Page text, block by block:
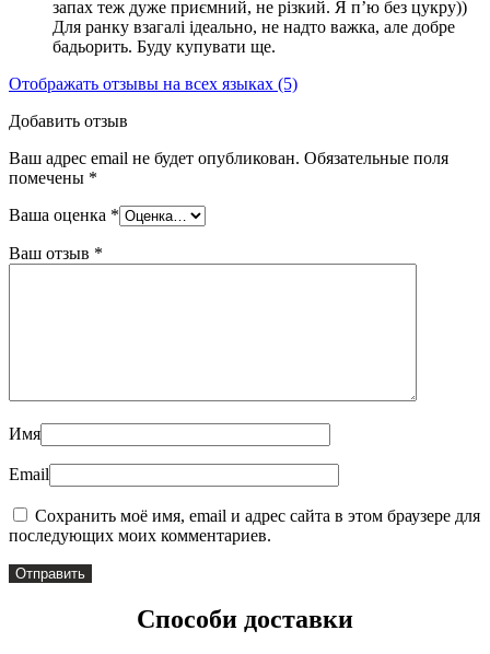
запах теж дуже приємний, не різкий. Я п’ю без цукру))
Для ранку взагалі ідеально, не надто важка, але добре
бадьорить. Буду купувати ще.
Отображать отзывы на всех языках (5)
Добавить отзыв
Ваш адрес email не будет опубликован. Обязательные поля
помечены *
Ваша оценка *
Ваш отзыв *
Имя
Email
Сохранить моё имя, email и адрес сайта в этом браузере для
последующих моих комментариев.
Способи доставки